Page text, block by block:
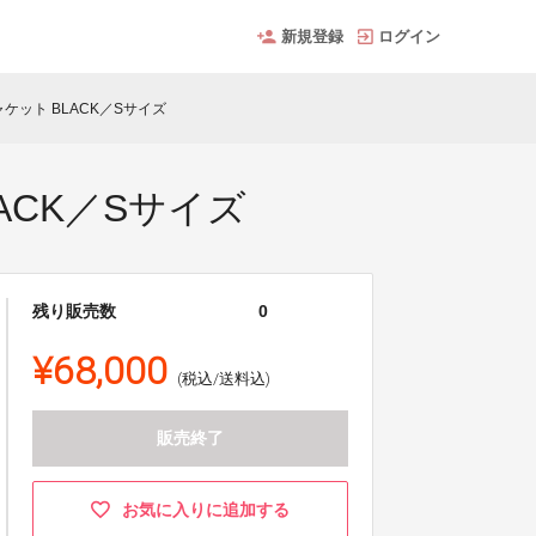
新規登録 ログイン
ット BLACK／Sサイズ
／Sサイズ
残り販売数 0
¥68,000 (税込/送料込)
販売終了
お気に入りに追加する